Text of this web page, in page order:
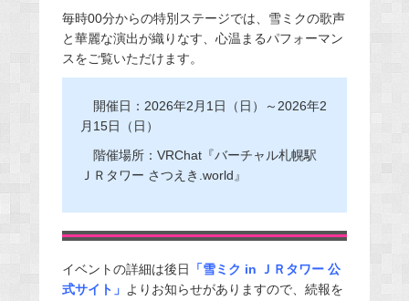
毎時00分からの特別ステージでは、雪ミクの歌声
と華麗な演出が織りなす、心温まるパフォーマン
スをご覧いただけます。
開催日：2026年2月1日（日）～2026年2
月15日（日）
階催場所：VRChat『バーチャル札幌駅
ＪＲタワー さつえき.world』
イベントの詳細は後日 「雪ミク in ＪＲタワー 公
式サイト」 よりお知らせがありますので、続報を